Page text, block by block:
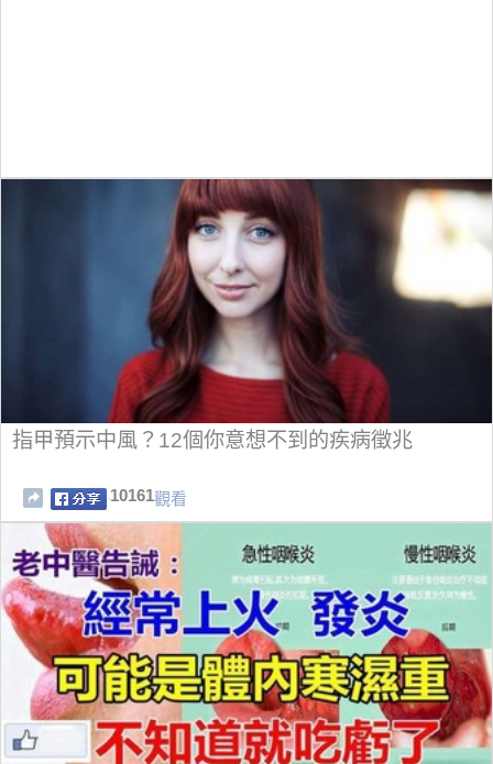
指甲預示中風？12個你意想不到的疾病徵兆
10161觀看